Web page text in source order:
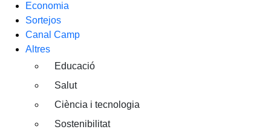
Economia
Sortejos
Canal Camp
Altres
Educació
Salut
Ciència i tecnologia
Sostenibilitat